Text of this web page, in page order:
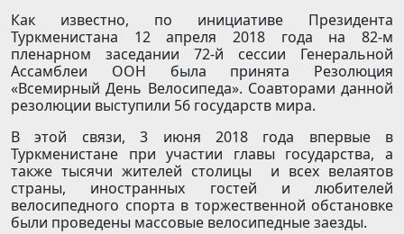
Как известно, по инициативе Президента
Туркменистана 12 апреля 2018 года на 82-м
пленарном заседании 72-й сессии Генеральной
Ассамблеи ООН была принята Резолюция
«Всемирный День Велосипеда». Соавторами данной
резолюции выступили 56 государств мира.
В этой связи, 3 июня 2018 года впервые в
Туркменистане при участии главы государства, а
также тысячи жителей столицы и всех велаятов
страны, иностранных гостей и любителей
велосипедного спорта в торжественной обстановке
были проведены массовые велосипедные заезды.